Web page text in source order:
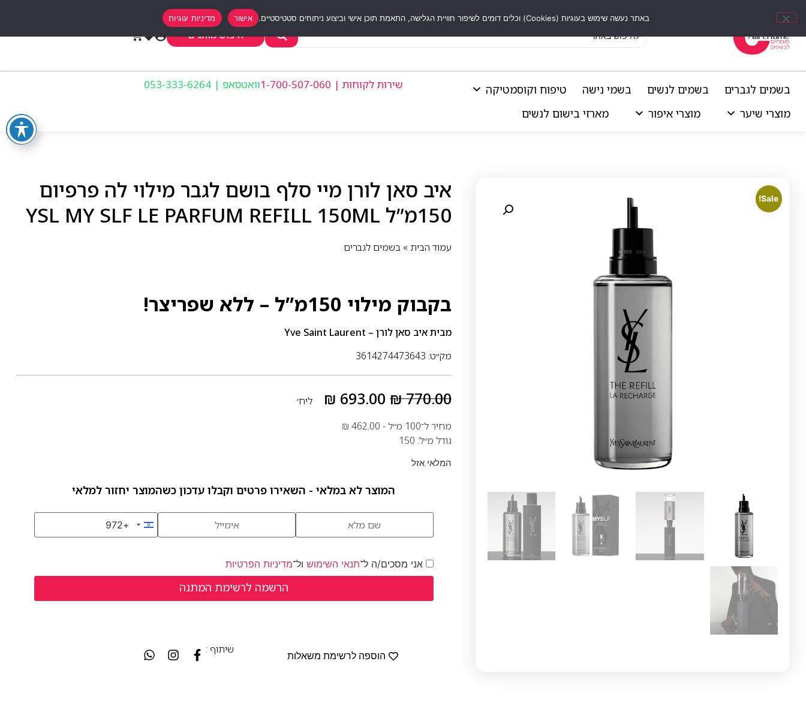
חיפוש מותגים
בשמים לגברים בשמים לנשים בשמי נישה
טיפוח וקוסמטיקה
מוצרי שיער
מוצרי איפור מארזי בישום לנשים
שירות לקוחות | 1-700-507-060 וואטסאפ | 053-333-6264
Sale!
איב סאן לורן מיי סלף בושם לגבר מילוי לה פרפיום
150מ”ל YSL MY SLF LE PARFUM REFILL 150ML
עמוד הבית » בשמים לגברים
בקבוק מילוי 150מ”ל – ללא שפריצר!
מביתאיב סאן לורן – Yve Saint Laurent
מק״ט: 3614274473643
₪770.00
₪ 693.00
ליח׳
מחיר ל־100 מ״ל -
₪ 462.00
גודל מ״ל: 150
המלאי אזל
המוצר לא במלאי - השאירו פרטים וקבלו עדכון כשהמוצר יחזור למלאי
Israel +972
+972
אני מסכים/ה ל־תנאי השימוש ול־מדיניות הפרטיות
הוספה לרשימת משאלות
שיתוף :
באתר נעשה שימוש בעוגיות (Cookies) וכלים דומים לשיפור חוויית הגלישה, התאמת תוכן אישי וביצוע ניתוחים סטטיסטיים. אישור מדיניות עוגיות